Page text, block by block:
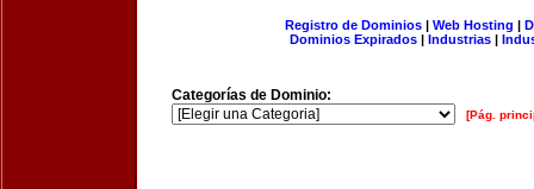
Registro de Dominios| Web Hosting |
Dominios Expirados | Industrias |
Categorías de Dominio:
[Pág.